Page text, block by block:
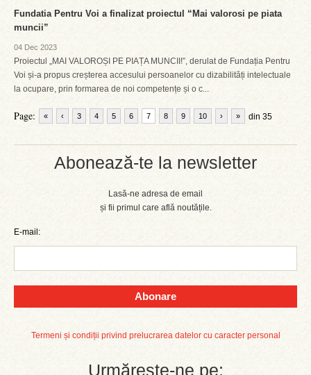
Abonează-te la newsletter
Lasă-ne adresa de email
și fii primul care află noutățile.
E-mail:
Abonare
Termeni și condiții privind prelucrarea datelor cu caracter personal
Urmărește-ne pe:
Fundatia Pentru Voi a finalizat proiectul “Mai valorosi pe piata
muncii”
04 Dec 2023
Proiectul „MAI VALOROȘI PE PIAȚA MUNCII!”, derulat de Fundația Pentru
Voi și-a propus creșterea accesului persoanelor cu dizabilități intelectuale
la ocupare, prin formarea de noi competențe și o c...
Page: « ‹ 3 4 5 6 7 8 9 10 din 35
› »